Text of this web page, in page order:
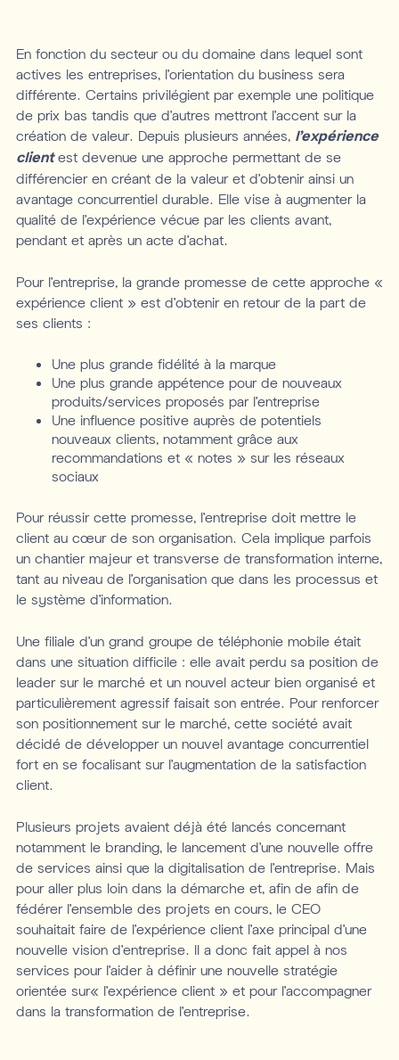
En fonction du secteur ou du domaine dans lequel sont
actives les entreprises, l’orientation du business sera
différente. Certains privilégient par exemple une politique
de prix bas tandis que d’autres mettront l’accent sur la
création de valeur. Depuis plusieurs années, l’expérience
clientest devenue une approche permettant de se
différencier en créant de la valeur et d'obtenir ainsi un
avantage concurrentiel durable. Elle vise à augmenter la
qualité de l’expérience vécue par les clients avant,
pendant et après un acte d’achat.
Pour l’entreprise, la grande promesse de cette approche «
expérience client » est d’obtenir en retour de la part de
ses clients :
Une plus grande fidélité à la marque
Une plus grande appétence pour de nouveaux
produits/services proposés par l’entreprise
Une influence positive auprès de potentiels
nouveaux clients, notamment grâce aux
recommandations et « notes » sur les réseaux
sociaux
Pour réussir cette promesse, l’entreprise doit mettre le
client au cœur de son organisation. Cela implique parfois
un chantier majeur et transverse de transformation interne,
tant au niveau de l’organisation que dans les processus et
le système d’information.
Une filiale d’un grand groupe de téléphonie mobile était
dans une situation difficile : elle avait perdu sa position de
leader sur le marché et un nouvel acteur bien organisé et
particulièrement agressif faisait son entrée. Pour renforcer
son positionnement sur le marché, cette société avait
décidé de développer un nouvel avantage concurrentiel
fort en se focalisant sur l’augmentation de la satisfaction
client.
Plusieurs projets avaient déjà été lancés concernant
notamment le branding, le lancement d’une nouvelle offre
de services ainsi que la digitalisation de l’entreprise. Mais
pour aller plus loin dans la démarche et, afin de afin de
fédérer l’ensemble des projets en cours, le CEO
souhaitait faire de l’expérience client l’axe principal d’une
nouvelle vision d’entreprise. Il a donc fait appel à nos
services pour l’aider à définir une nouvelle stratégie
orientée sur« l’expérience client » et pour l’accompagner
dans la transformation de l’entreprise.